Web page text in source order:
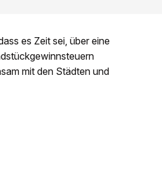
es Zeit sei, über eine
mit den Städten und